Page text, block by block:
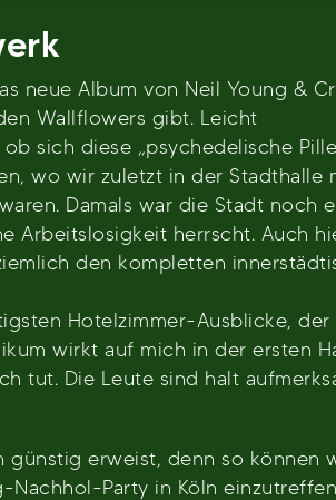
neue Album von Neil Young &
Wallflowers gibt. Leicht
sich diese „psychedelische
wo wir zuletzt in der Stadthalle
Damals war die Stadt noch
Arbeitslosigkeit herrscht. Auch
den kompletten
Hotelzimmer-Ausblicke, der
wirkt auf mich in der ersten
tut. Die Leute sind halt
günstig erweist, denn so können
Party in Köln